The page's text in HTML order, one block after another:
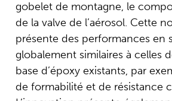
gobelet de montagne, le
de la valve de l’aérosol. Cette
présente des performances en
globalement similaires à celles
base d’époxy existants, par
de formabilité et de résistance